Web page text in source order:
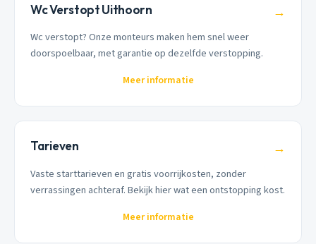
Wc Verstopt Uithoorn →
Wc verstopt? Onze monteurs maken hem snel weer
doorspoelbaar, met garantie op dezelfde verstopping.
Meer informatie
Tarieven →
Vaste starttarieven en gratis voorrijkosten, zonder
verrassingen achteraf. Bekijk hier wat een ontstopping kost.
Meer informatie